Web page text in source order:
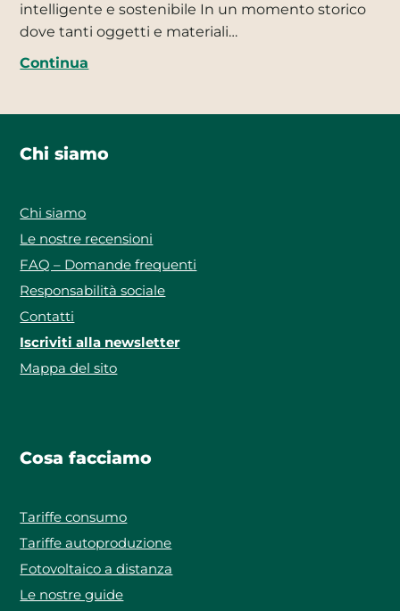
intelligente e sostenibile In un momento storico
dove tanti oggetti e materiali…
Continua
Chi siamo
Chi siamo
Le nostre recensioni
FAQ – Domande frequenti
Responsabilità sociale
Contatti
Iscriviti alla newsletter
Mappa del sito
Cosa facciamo
Tariffe consumo
Tariffe autoproduzione
Fotovoltaico a distanza
Le nostre guide